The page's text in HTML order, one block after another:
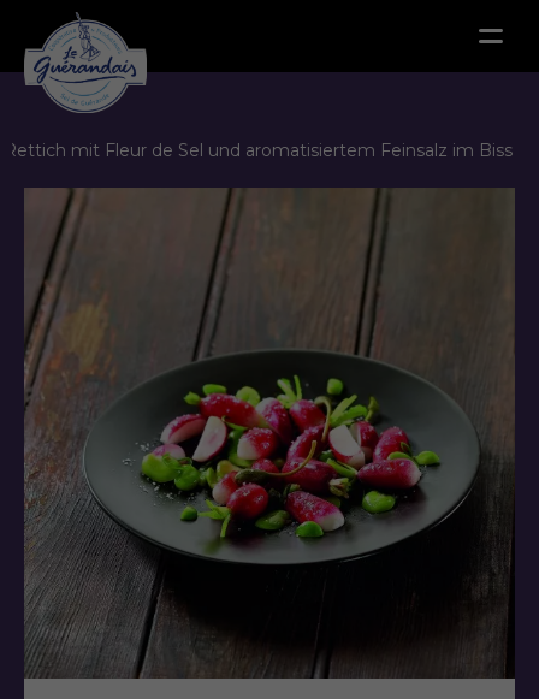
Rettich mit Fleur de Sel und aromatisiertem Feinsalz im Biss